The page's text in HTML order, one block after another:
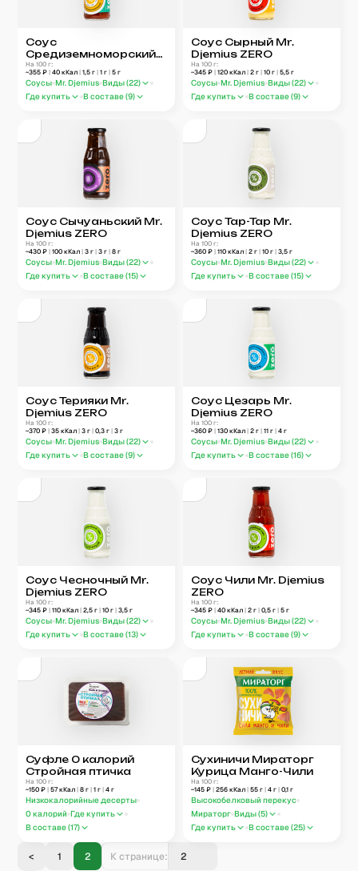
Соус
Средиземноморский
Mr. Djemius ZERO
На 100 г:
~355 ₽| 40 кКал| 1,5 г| 1 г| 5 г
Соусы Mr. Djemius Виды (22)
Где купить
В составе (9)
Соус Сырный Mr.
Djemius ZERO
На 100 г:
~345 ₽ | 120 кКал | 2 г | 10 г | 5,5 г
Соусы Mr. Djemius Виды (22)
Где купить
В составе (9)
Соус Сычуаньский Mr.
Djemius ZERO
На 100 г:
~430 ₽| 100 кКал| 3 г| 3 г| 8 г
Соусы Mr. Djemius Виды (22)
Где купить
В составе (15)
Соус Тар-Тар Mr.
Djemius ZERO
На 100 г:
~360 ₽ | 110 кКал | 2 г | 10 г | 3,5 г
Соусы Mr. Djemius Виды (22)
Где купить
В составе (15)
Соус Терияки Mr.
Djemius ZERO
На 100 г:
~370 ₽| 35 кКал| 3 г| 0,3 г| 3 г
Соусы Mr. Djemius Виды (22)
Где купить
В составе (9)
Соус Цезарь Mr.
Djemius ZERO
На 100 г:
~360 ₽ | 130 кКал | 2 г | 11 г | 4 г
Соусы Mr. Djemius Виды (22)
Где купить
В составе (16)
Соус Чесночный Mr.
Djemius ZERO
На 100 г:
~345 ₽| 110 кКал| 2,5 г| 10 г| 3,5 г
Соусы Mr. Djemius Виды (22)
Где купить
В составе (13)
Соус Чили Mr. Djemius
ZERO
На 100 г:
~345 ₽ | 40 кКал | 2 г | 0,5 г | 5 г
Соусы Mr. Djemius Виды (22)
Где купить
В составе (9)
Суфле 0 калорий
Стройная птичка
На 100 г:
~150 ₽| 57кКал| 8 г| 1 г| 4 г
Низкокалорийные десерты
0 калорий Где купить
В составе (17)
Сухиничи Мираторг
Курица Манго-Чили
На 100 г:
~145 ₽ | 256 кКал | 55 г | 4 г | 0,1 г
Высокобелковый перекус
Мираторг Виды (5)
Где купить
В составе (25)
< 1 2 К странице: